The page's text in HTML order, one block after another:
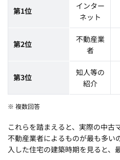
第1位
インター
ネット
第2位
不動産業
者
第3位
知人等の
紹介
※ 複数回答
これらを踏まえると、実際の中古
不動産業者によるものが最も多い
入した住宅の建築時期を見ると、